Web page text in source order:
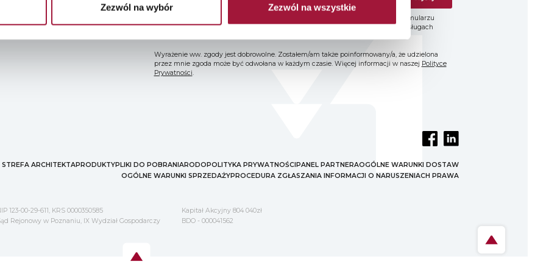
Zezwól na wybór Zezwól na wszystkie
Wyrażam zgodę na przetwarzanie moich danych osobowych podawanych w formularzu
zapisu na newsletter w celu przesyłania informacji handlowych o produktach i usługach
Wyrażenie ww. zgody jest dobrowolne. Zostałem/am także poinformowany/a, że udzielona
przez mnie zgoda może być odwołana w każdym czasie. Więcej informacji w naszej Polityce
Prywatności.
STREFA ARCHITEKTAPRODUKTYPLIKI DO POBRANIARODO POLITYKA PRYWATNOŚCI PANEL PARTNERAOGÓLNE WARUNKI DOSTAW
OGÓLNE WARUNKI SPRZEDAŻYPROCEDURA ZGŁASZANIA INFORMACJI O NARUSZENIACH PRAWA
123-00-29-611, KRS 0000350585
Rejonowy w Poznaniu, IX Wydział Gospodarczy
Kapitał Akcyjny 804 040zł
BDO - 000041562